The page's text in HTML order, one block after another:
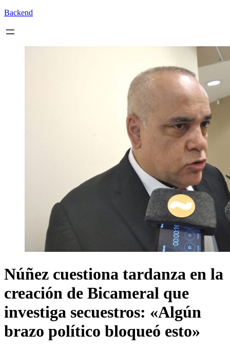
Backend
Núñez cuestiona tardanza en la
creación de Bicameral que
investiga secuestros: «Algún
brazo político bloqueó esto»